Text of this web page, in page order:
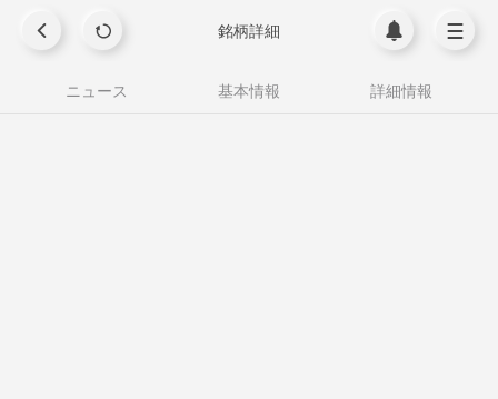
銘柄詳細
ニュース 基本情報 詳細情報